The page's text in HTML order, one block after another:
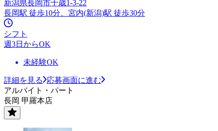
新潟県長岡市千歳1-3-22
長岡駅 徒歩10分、宮内(新潟)駅 徒歩30分
シフト
週3日からOK
未経験OK
詳細を見る
応募画面に進む
アルバイト・パート
長岡 甲羅本店